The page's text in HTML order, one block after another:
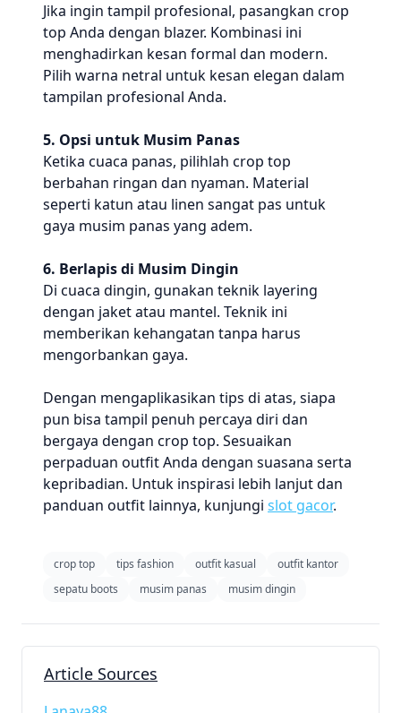
Jika ingin tampil profesional, pasangkan crop
top Anda dengan blazer. Kombinasi ini
menghadirkan kesan formal dan modern.
Pilih warna netral untuk kesan elegan dalam
tampilan profesional Anda.
5. Opsi untuk Musim Panas
Ketika cuaca panas, pilihlah crop top
berbahan ringan dan nyaman. Material
seperti katun atau linen sangat pas untuk
gaya musim panas yang adem.
6. Berlapis di Musim Dingin
Di cuaca dingin, gunakan teknik layering
dengan jaket atau mantel. Teknik ini
memberikan kehangatan tanpa harus
mengorbankan gaya.
Dengan mengaplikasikan tips di atas, siapa
pun bisa tampil penuh percaya diri dan
bergaya dengan crop top. Sesuaikan
perpaduan outfit Anda dengan suasana serta
kepribadian. Untuk inspirasi lebih lanjut dan
panduan outfit lainnya, kunjungi slot gacor.
crop top tips fashion outfit kasual
outfit kantor
sepatu boots
musim panas musim dingin
Article Sources